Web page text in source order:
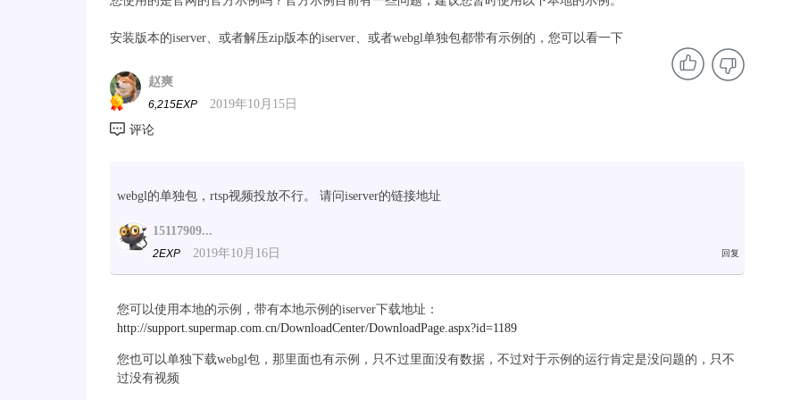
安装版本的iserver、或者解压zip版本的iserver、或者webgl单独包都带有示例的，您可以看一下
赵爽
6,215EXP 2019年10月15日
webgl的单独包，rtsp视频投放不行。 请问iserver的链接地址
15117909...
2EXP 2019年10月16日
您可以使用本地的示例，带有本地示例的iserver下载地址：
http://support.supermap.com.cn/DownloadCenter/DownloadPage.aspx?id=1189
您也可以单独下载webgl包，那里面也有示例，只不过里面没有数据，不过对于示例的运行肯定是没问题的，只不
过没有视频